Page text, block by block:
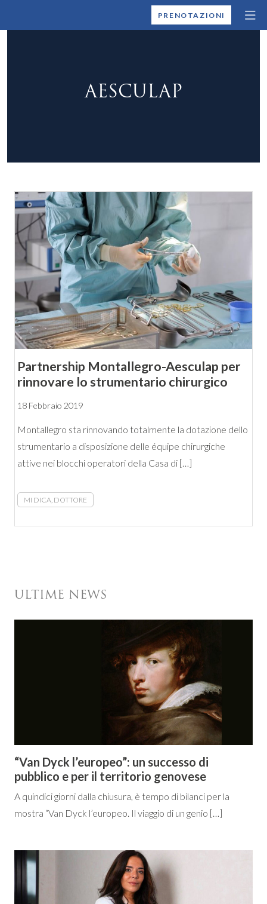
MONTALLEGROPRENOTAZIONI
AESCULAP
Partnership Montallegro-Aesculap per
rinnovare lo strumentario chirurgico
18 Febbraio 2019
Montallegro sta rinnovando totalmente la dotazione dello
strumentario a disposizione delle équipe chirurgiche
attive nei blocchi operatori della Casa di […]
MI DICA, DOTTORE
ULTIME NEWS
“Van Dyck l’europeo”: un successo di
pubblico e per il territorio genovese
A quindici giorni dalla chiusura, è tempo di bilanci per la
mostra “Van Dyck l’europeo. Il viaggio di un genio […]